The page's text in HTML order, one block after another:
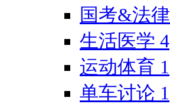
国考&法律
生活医学 4
运动体育 1
单车讨论 1